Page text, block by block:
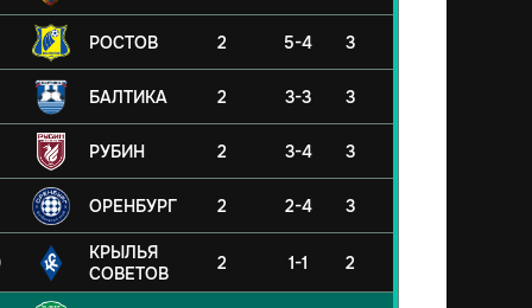
РОСТОВ 2 5-4 3
БАЛТИКА 2 3-3 3
РУБИН 2 3-4 3
ОРЕНБУРГ 2 2-4 3
КРЫЛЬЯ
СОВЕТОВ
2 1-1 2